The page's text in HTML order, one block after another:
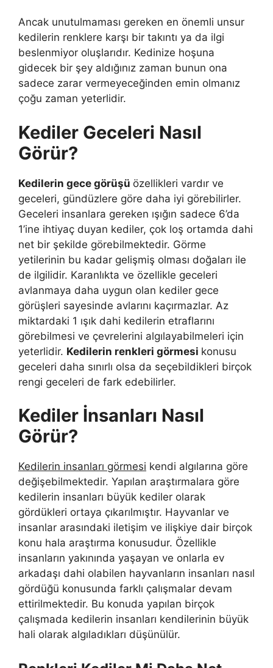
Ancak unutulmaması gereken en önemli unsur
kedilerin renklere karşı bir takıntı ya da ilgi
beslenmiyor oluşlarıdır. Kedinize hoşuna
gidecek bir şey aldığınız zaman bunun ona
sadece zarar vermeyeceğinden emin olmanız
çoğu zaman yeterlidir.
Kediler Geceleri Nasıl
Görür?
Kedilerin gece görüşü özellikleri vardır ve
geceleri, gündüzlere göre daha iyi görebilirler.
Geceleri insanlara gereken ışığın sadece 6’da
1’ine ihtiyaç duyan kediler, çok loş ortamda dahi
net bir şekilde görebilmektedir. Görme
yetilerinin bu kadar gelişmiş olması doğaları ile
de ilgilidir. Karanlıkta ve özellikle geceleri
avlanmaya daha uygun olan kediler gece
görüşleri sayesinde avlarını kaçırmazlar. Az
miktardaki 1 ışık dahi kedilerin etraflarını
görebilmesi ve çevrelerini algılayabilmeleri için
yeterlidir. Kedilerin renkleri görmesi konusu
geceleri daha sınırlı olsa da seçebildikleri birçok
rengi geceleri de fark edebilirler.
Kediler İnsanları Nasıl
Görür?
Kedilerin insanları görmesi kendi algılarına göre
değişebilmektedir. Yapılan araştırmalara göre
kedilerin insanları büyük kediler olarak
gördükleri ortaya çıkarılmıştır. Hayvanlar ve
insanlar arasındaki iletişim ve ilişkiye dair birçok
konu hala araştırma konusudur. Özellikle
insanların yakınında yaşayan ve onlarla ev
arkadaşı dahi olabilen hayvanların insanları nasıl
gördüğü konusunda farklı çalışmalar devam
ettirilmektedir. Bu konuda yapılan birçok
çalışmada kedilerin insanları kendilerinin büyük
hali olarak algıladıkları düşünülür.